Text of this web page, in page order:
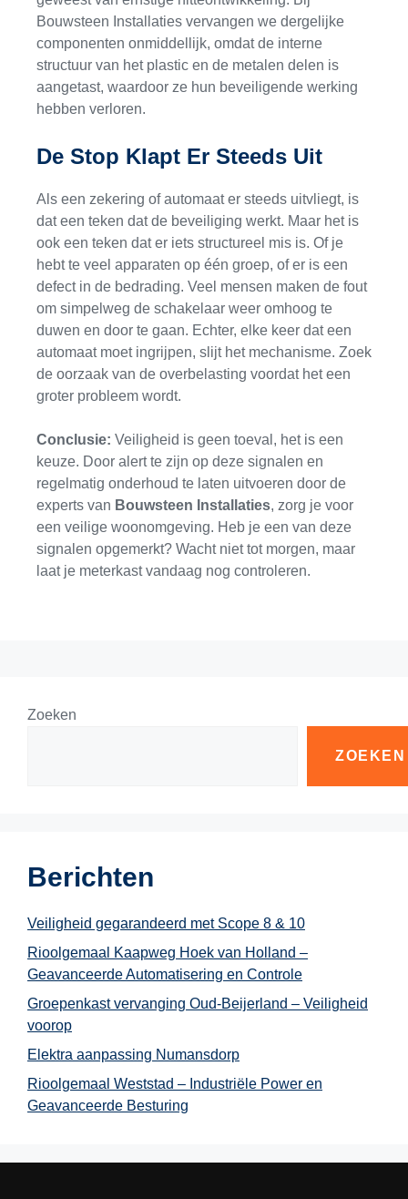
Bouwsteen Installaties vervangen we dergelijke
componenten onmiddellijk, omdat de interne
structuur van het plastic en de metalen delen is
aangetast, waardoor ze hun beveiligende werking
hebben verloren.
De Stop Klapt Er Steeds Uit
Als een zekering of automaat er steeds uitvliegt, is
dat een teken dat de beveiliging werkt. Maar het is
ook een teken dat er iets structureel mis is. Of je
hebt te veel apparaten op één groep, of er is een
defect in de bedrading. Veel mensen maken de fout
om simpelweg de schakelaar weer omhoog te
duwen en door te gaan. Echter, elke keer dat een
automaat moet ingrijpen, slijt het mechanisme. Zoek
de oorzaak van de overbelasting voordat het een
groter probleem wordt.
Conclusie: Veiligheid is geen toeval, het is een
keuze. Door alert te zijn op deze signalen en
regelmatig onderhoud te laten uitvoeren door de
experts van Bouwsteen Installaties, zorg je voor
een veilige woonomgeving. Heb je een van deze
signalen opgemerkt? Wacht niet tot morgen, maar
laat je meterkast vandaag nog controleren.
Zoeken
ZOEKEN
Berichten
Veiligheid gegarandeerd met Scope 8 & 10
Rioolgemaal Kaapweg Hoek van Holland –
Geavanceerde Automatisering en Controle
Groepenkast vervanging Oud-Beijerland – Veiligheid
voorop
Elektra aanpassing Numansdorp
Rioolgemaal Weststad – Industriële Power en
Geavanceerde Besturing